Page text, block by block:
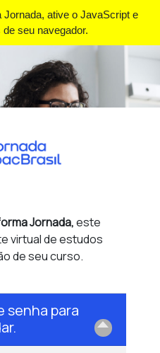
ative o JavaScript e
seu navegador.
Jornada,este
virtual de estudos
de seu curso.
senha para